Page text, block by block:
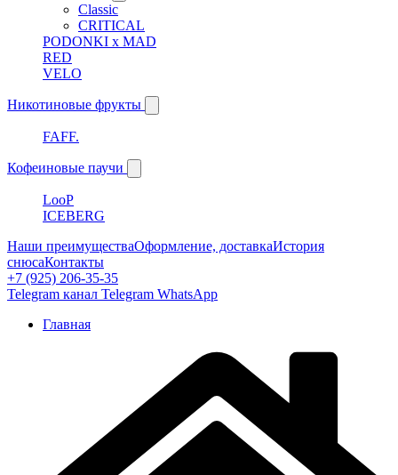
Classic
CRITICAL
PODONKI x MAD
RED
VELO
Никотиновые фрукты
FAFF.
Кофеиновые паучи
LooP
ICEBERG
Наши преимуществаОформление, доставкаИстория
снюсаКонтакты
+7 (925) 206-35-35
Telegram канал Telegram WhatsApp
Главная